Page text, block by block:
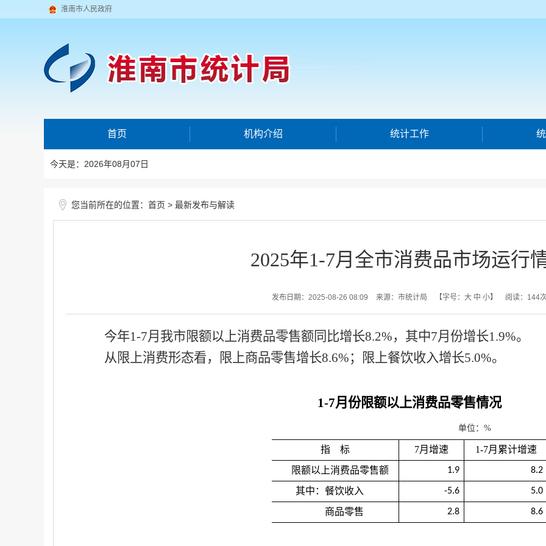
淮南市人民政府
首页 机构介绍 统计工作
今天是：2026年08月07日
您当前所在的位置： 首页 > 最新发布与解读
2025年1-7月全市消费品市场运行
发布日期：2025-08-26 08:09 来源：市统计局 【字号： 大 中 小】 阅读： 144
今年1-7月我市限额以上消费品零售额同比增长8.2%，其中7月份增长1.9%。
从限上消费形态看，限上商品零售增长8.6%；限上餐饮收入增长5.0%。
1-7月份限额以上消费品零售情况
单位： %
指 标 7月增速 1-7月累计增速
限额以上消费品零售额
1.9 8.2
其中：餐饮收入 -5.6 5.0
商品零售 2.8 8.6